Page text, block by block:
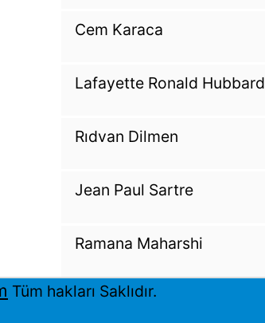
Cem Karaca
Lafayette Ronald Hubbard
Rıdvan Dilmen
Jean Paul Sartre
Ramana Maharshi
Tüm hakları Saklıdır.